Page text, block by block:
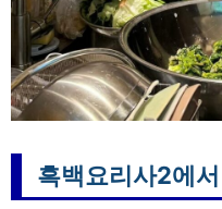
흑백요리사2에